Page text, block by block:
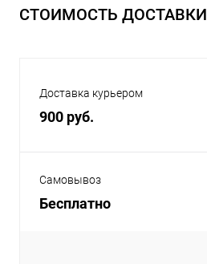
СТОИМОСТЬ ДОСТАВКИ
Доставка курьером
900 руб.
Самовывоз
Бесплатно